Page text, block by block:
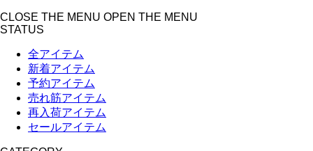
CLOSE THE MENU OPEN THE MENU
STATUS
全アイテム
新着アイテム
予約アイテム
売れ筋アイテム
再入荷アイテム
セールアイテム